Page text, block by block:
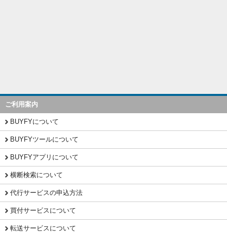
ご利用案内
BUYFYについて
BUYFYツールについて
BUYFYアプリについて
横断検索について
代行サービスの申込方法
買付サービスについて
転送サービスについて